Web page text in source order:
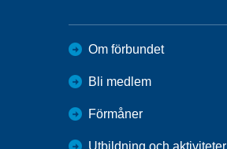
Om förbundet
Bli medlem
Förmåner